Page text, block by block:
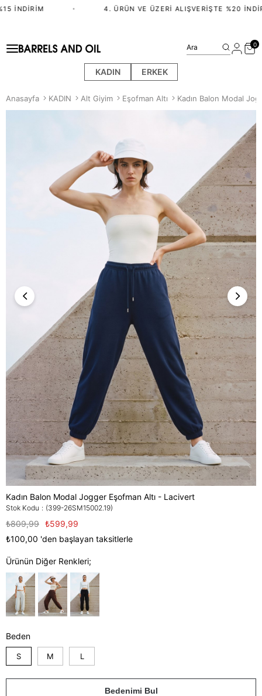
İNDIRIM 4. ÜRÜN VE ÜZERI ALIŞVERIŞTE %20
KADIN ERKEK
Ara 0
Anasayfa KADIN Alt Giyim Eşofman Altı Kadın Balon Modal
Kadın Balon Modal Jogger Eşofman Altı - Lacivert
Stok Kodu (399-26SM15002.19)
₺809,99 ₺599,99
₺100,00 'den başlayan taksitlerle
Ürünün Diğer Renkleri;
Beden
S M L
Bedenimi Bul